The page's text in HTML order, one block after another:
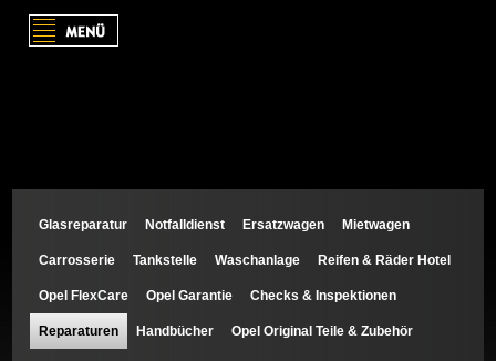
Konfigurator
News
Aktuelle Angebote
Opel Herbst-Winter-Aktionen
Opel erleben
Glasreparatur Notfalldienst Ersatzwagen Mietwagen
Carrosserie Tankstelle Waschanlage Reifen & Räder Hotel
Opel FlexCare Opel Garantie Checks & Inspektionen
Reparaturen Handbücher Opel Original Teile & Zubehör